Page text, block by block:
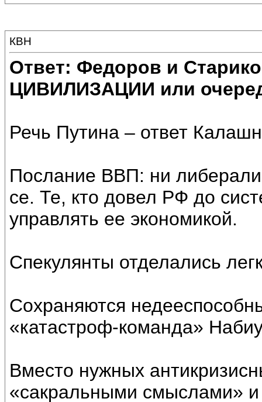
КВН
Ответ: Федоров и
ЦИВИЛИЗАЦИИ или
Речь Путина – ответ
Послание ВВП: ни
се. Те, кто довел РФ до
управлять ее экономикой.
Спекулянты отделались
Сохраняются
«катастроф-команда»
Вместо нужных
«сакральными смыслами»